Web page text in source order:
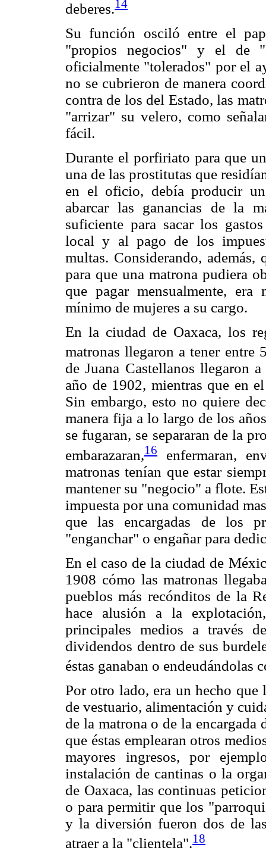
deberes.14
Su función osciló entre el
"propios negocios" y el de
oficialmente "tolerados" por el
no se cubrieron de manera
contra de los del Estado, las
"arrizar" su velero, como
fácil.
Durante el porfiriato para que
una de las prostitutas que
en el oficio, debía producir
abarcar las ganancias de la
suficiente para sacar los
local y al pago de los
multas. Considerando,
para que una matrona pudiera
que pagar mensualmente,
mínimo de mujeres a su cargo.
En la ciudad de Oaxaca, los
matronas llegaron a tener entre
de Juana Castellanos llegaron
año de 1902, mientras que en
Sin embargo, esto no quiere
manera fija a lo largo de los
se fugaran, se separaran de la
embarazaran,16
enfermaran,
matronas tenían que estar
mantener su "negocio" a flote.
impuesta por una comunidad
que las encargadas de los
"enganchar" o engañar para
En el caso de la ciudad de
1908 cómo las matronas
pueblos más recónditos de la
hace alusión a la
principales medios a través
dividendos dentro de sus
éstas ganaban o endeudándolas
Por otro lado, era un hecho
de vestuario, alimentación y
de la matrona o de la
que éstas emplearan otros
mayores ingresos, por
instalación de cantinas o la
de Oaxaca, las continuas
o para permitir que los
y la diversión fueron dos de las
atraer a la "clientela".18